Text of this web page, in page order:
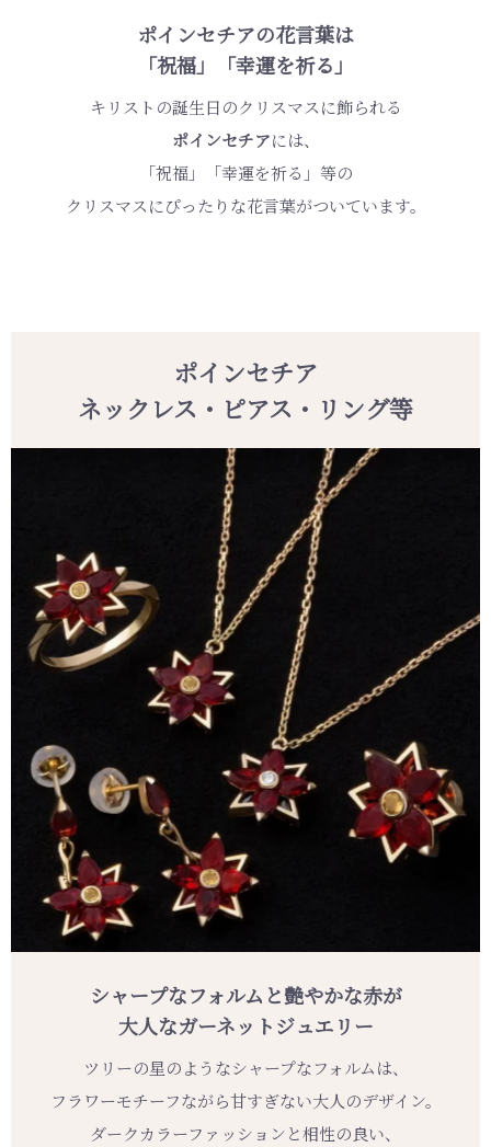
ポインセチアの花言葉は
「祝福」「幸運を祈る」
キリストの誕生日のクリスマスに飾られる
ポインセチアには、
「祝福」「幸運を祈る」等の
クリスマスにぴったりな花言葉がついています。
ポインセチア
ネックレス・ピアス・リング等
シャープなフォルムと艶やかな赤が
大人なガーネットジュエリー
ツリーの星のようなシャープなフォルムは、
フラワーモチーフながら甘すぎない大人のデザイン。
ダークカラーファッションと相性の良い、